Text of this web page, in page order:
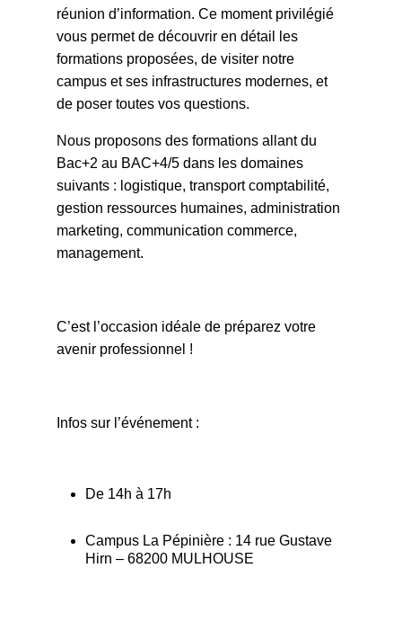
réunion d’information. Ce moment privilégié
vous permet de découvrir en détail les
formations proposées, de visiter notre
campus et ses infrastructures modernes, et
de poser toutes vos questions.
Nous proposons des formations allant du
Bac+2 au BAC+4/5 dans les domaines
suivants : logistique, transport comptabilité,
gestion ressources humaines, administration
marketing, communication commerce,
management.
C’est l’occasion idéale de préparez votre
avenir professionnel !
Infos sur l’événement :
De 14h à 17h
Campus La Pépinière : 14 rue Gustave
Hirn – 68200 MULHOUSE